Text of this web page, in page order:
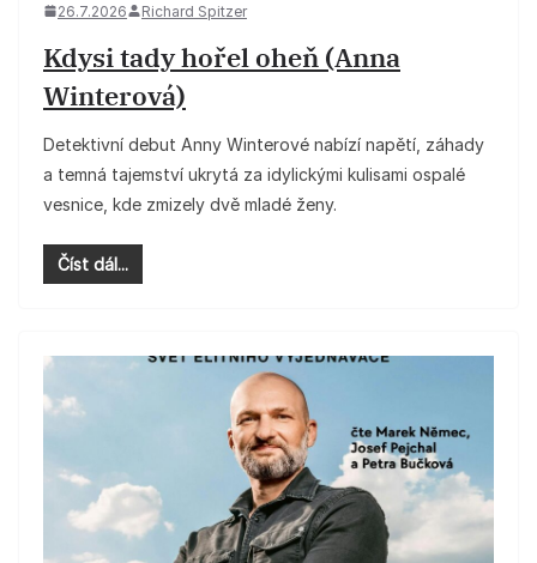
26.7.2026 Richard Spitzer
Kdysi tady hořel oheň (Anna
Winterová)
Detektivní debut Anny Winterové nabízí napětí, záhady
a temná tajemství ukrytá za idylickými kulisami ospalé
vesnice, kde zmizely dvě mladé ženy.
Číst dál...